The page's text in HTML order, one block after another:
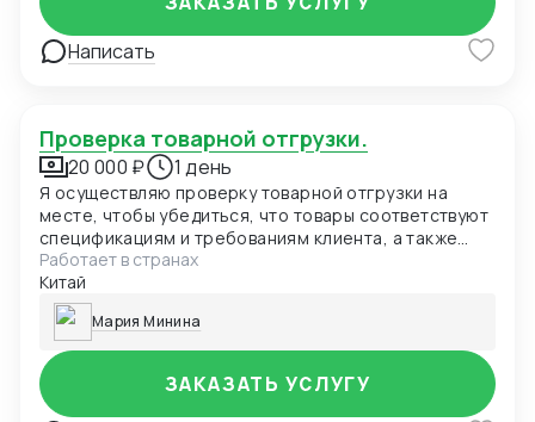
Написать
Проверка товарной отгрузки.
20 000 ₽ 1 день
Я осуществляю проверку товарной отгрузки на
месте, чтобы убедиться, что товары соответствуют
спецификациям и требованиям клиента, а также
соблюдаются таможенные и законодательные
нормы. Стоимость услуги будет зависеть от объема
и сложности проверки.
Работает в странах
Китай
Мария Минина
ЗАКАЗАТЬ УСЛУГУ